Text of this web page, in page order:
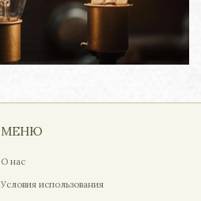
МЕНЮ
О нас
Условия использования